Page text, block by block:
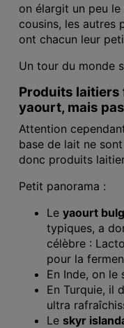
on élargit un peu
cousins, les autres
ont chacun leur
Un tour du monde
Produits laitiers
yaourt, mais
Attention
base de lait ne
donc produits
Petit panorama :
Le yaourt
typiques, a
célèbre :
pour la
En Inde, on le
En Turquie, il
ultra
Le skyr